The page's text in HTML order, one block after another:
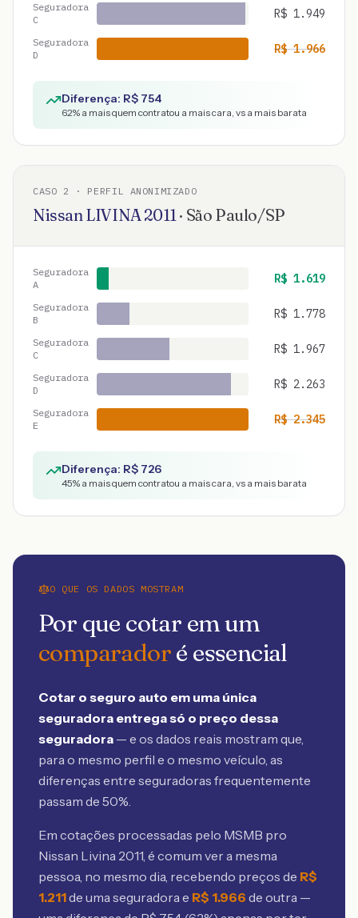
Seguradora
C
R$ 1.949
Seguradora
D
R$1.966
Diferença: R$ 754
62% a mais quem contratou a mais cara, vs a mais barata
CASO 2 · PERFIL ANONIMIZADO
NissanLIVINA2011· São Paulo/SP
Seguradora
A
R$ 1.619
Seguradora
B
R$ 1.778
Seguradora
C
R$ 1.967
Seguradora
D
R$ 2.263
Seguradora
E
R$2.345
Diferença: R$ 726
45% a mais quem contratou a mais cara, vs a mais barata
O QUE OS DADOS MOSTRAM
Por que cotar em um
comparadoré essencial
Cotar o seguro auto em uma única
seguradora entrega só o preço dessa
seguradora — e os dados reais mostram que,
para o mesmo perfil e o mesmo veículo, as
diferenças entre seguradoras frequentemente
passam de 50%.
Em cotações processadas pelo MSMB pro
Nissan Livina 2011, é comum ver a mesma
pessoa, no mesmo dia, recebendo preços de R$
1.211de uma seguradora e R$ 1.966 de outra —